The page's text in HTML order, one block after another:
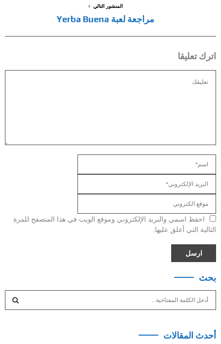
المنشور التالي
مراجعة لعبة Yerba Buena
اترك تعليقا
احفظ اسمي والبريد الإلكتروني وموقع الويب في هذا المتصفح للمرة
التالية التي أعلق عليها.
بحث
cأحدث المقالات